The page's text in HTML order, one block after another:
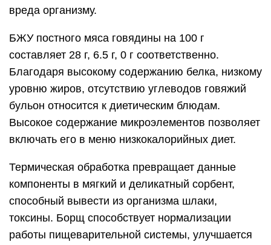
вреда организму.
БЖУ постного мяса говядины на 100 г
составляет 28 г, 6.5 г, 0 г соответственно.
Благодаря высокому содержанию белка, низкому
уровню жиров, отсутствию углеводов говяжий
бульон относится к диетическим блюдам.
Высокое содержание микроэлементов позволяет
включать его в меню низкокалорийных диет.
Термическая обработка превращает данные
компоненты в мягкий и деликатный сорбент,
способный вывести из организма шлаки,
токсины. Борщ способствует нормализации
работы пищеварительной системы, улучшается